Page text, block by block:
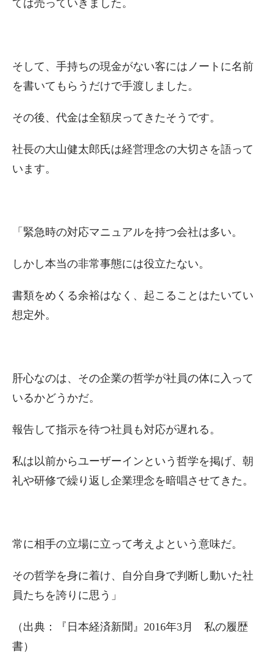
ては売っていきました。
そして、手持ちの現金がない客にはノートに名前
を書いてもらうだけで手渡しました。
その後、代金は全額戻ってきたそうです。
社長の大山健太郎氏は経営理念の大切さを語って
います。
「緊急時の対応マニュアルを持つ会社は多い。
しかし本当の非常事態には役立たない。
書類をめくる余裕はなく、起こることはたいてい
想定外。
肝心なのは、その企業の哲学が社員の体に入って
いるかどうかだ。
報告して指示を待つ社員も対応が遅れる。
私は以前からユーザーインという哲学を掲げ、朝
礼や研修で繰り返し企業理念を暗唱させてきた。
常に相手の立場に立って考えよという意味だ。
その哲学を身に着け、自分自身で判断し動いた社
員たちを誇りに思う」
（出典：『日本経済新聞』2016年3月 私の履歴
書）